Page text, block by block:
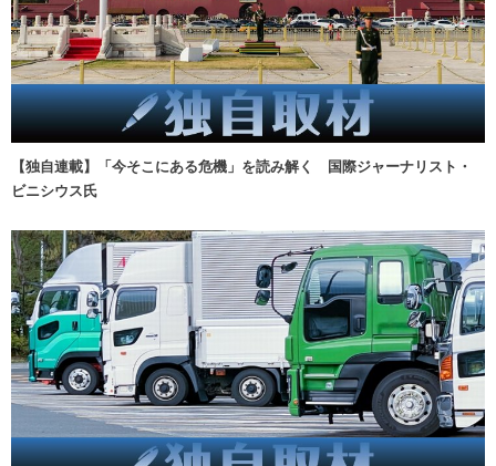
【独自連載】「今そこにある危機」を読み解く 国際ジャーナリスト・
ビニシウス氏